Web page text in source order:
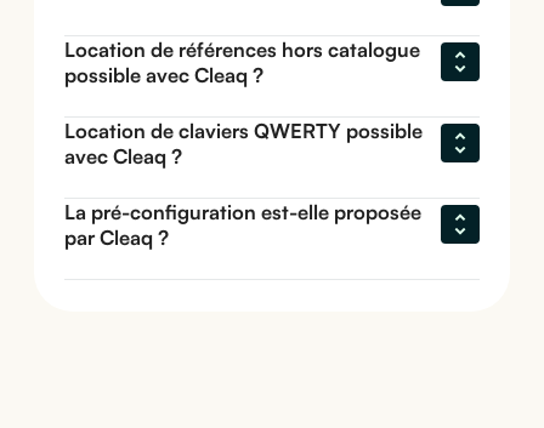
Location de références hors catalogue
possible avec Cleaq ?
Location de claviers QWERTY possible
avec Cleaq ?
La pré-configuration est-elle proposée
par Cleaq ?